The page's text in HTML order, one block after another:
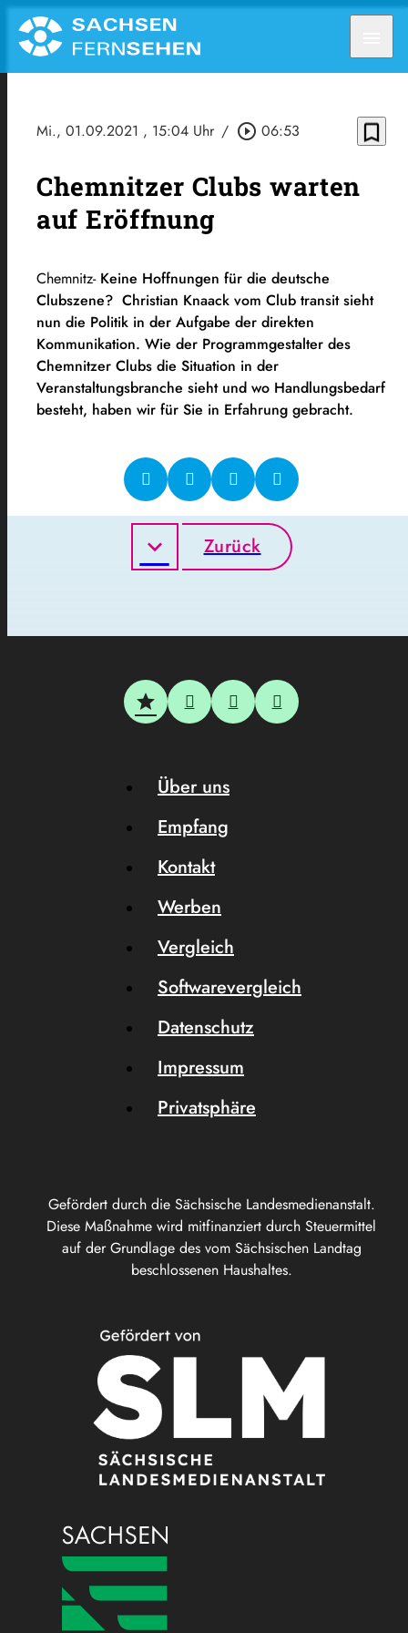
Mi., 01.09.2021 , 15:04 Uhr / play_circle_outline 06:53 bookmark_border
Chemnitzer Clubs warten
auf Eröffnung
Chemnitz- Keine Hoffnungen für die deutsche
Clubszene? Christian Knaack vom Club transit sieht
nun die Politik in der Aufgabe der direkten
Kommunikation. Wie der Programmgestalter des
Chemnitzer Clubs die Situation in der
Veranstaltungsbranche sieht und wo Handlungsbedarf
besteht, haben wir für Sie in Erfahrung gebracht.
Zurück
Gefördert durch die Sächsische Landesmedienanstalt.
Diese Maßnahme wird mitfinanziert durch Steuermittel
auf der Grundlage des vom Sächsischen Landtag
beschlossenen Haushaltes.
Über uns
Empfang
Kontakt
Werben
Vergleich
Softwarevergleich
Datenschutz
Impressum
Privatsphäre